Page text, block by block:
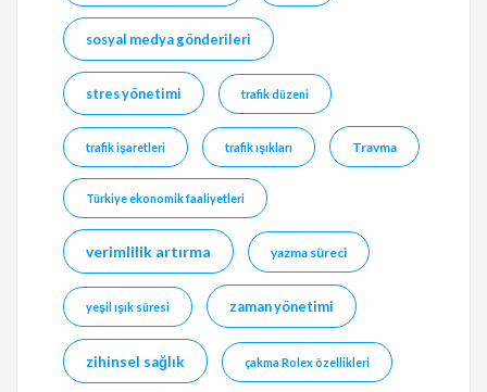
sosyal medya gönderileri
stres yönetimi trafik düzeni
trafik işaretleri trafik ışıkları Travma
Türkiye ekonomik faaliyetleri
verimlilik artırma yazma süreci
yeşil ışık süresi zaman yönetimi
zihinsel sağlık çakma Rolex özellikleri